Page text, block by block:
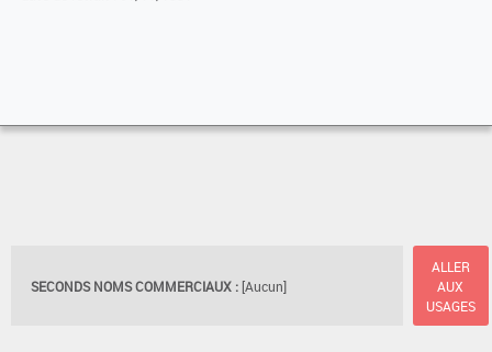
SECONDS NOMS COMMERCIAUX : [Aucun]
ALLER
AUX
USAGES